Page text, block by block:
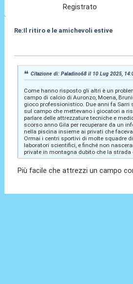
Registrato
Re:Il ritiro e le amichevoli estive
Citazione di: Paladino68 il 10 Lug 2025,
Come hanno risposto gli altri è un
campo di calcio di Auronzo, Moena,
gioco professionistico. Due anni fa Sarri
sul campo che mettevano i giocatori a
parlare delle attrezzature tecniche e
scorso anno Gila per recuperare da un
nella piscina insieme ai privati che
Ormai i centri sportivi di molte squadre
laboratori scientifici, e finché non
private in montagna dubito che la strada
Più facile che attrezzi un campo